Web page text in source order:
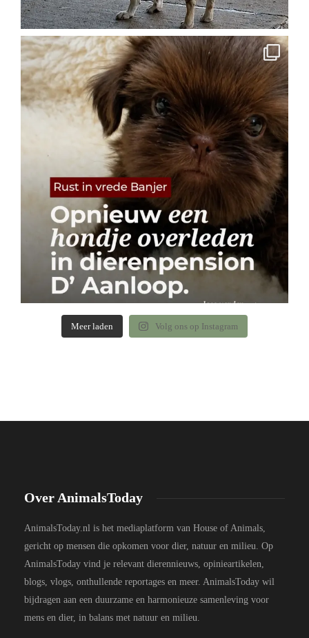
Meer laden Volg ons op Instagram
Over AnimalsToday
AnimalsToday.nl is het mediaplatform van House of Animals,
gericht op mensen die opkomen voor dier, natuur en milieu. Op
AnimalsToday vind je relevant dierennieuws, opinieartikelen,
blogs, vlogs, onthullende reportages en meer. AnimalsToday wil
bijdragen aan een duurzame en harmonieuze samenleving voor
mens en dier, in balans met natuur en milieu.